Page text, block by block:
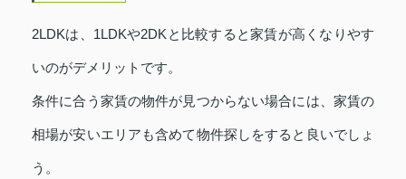
2LDKは、1LDKや2DKと比較すると家賃が高くなりやす
いのがデメリットです。
条件に合う家賃の物件が見つからない場合には、家賃の
相場が安いエリアも含めて物件探しをすると良いでしょ
う。